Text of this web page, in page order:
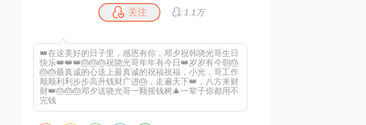
关注 1.1万
👑在这美好的日子里，感恩有你，邓夕祝韩哓光哥生日
快乐👑👑👑🎂🎂🎂祝哓光哥年年有今日👑岁岁有今朝🎂
🎂🎂最真诚的心送上最真诚的祝福祝福，小光，哥工作
顺顺利利步步高升钱财广进🎂，走遍天下👑，八方来财
财👑🎂🎂🎂邓夕送哓光哥一颗摇钱树🎄一辈子你都用不
完钱